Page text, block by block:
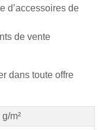
d’accessoires de
de vente
dans toute offre
m²